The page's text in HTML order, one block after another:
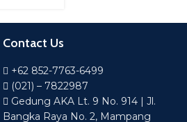
Contact Us
+62 852-7763-6499
(021) – 7822987
Gedung AKA Lt. 9 No. 914 | Jl.
Bangka Raya No. 2, Mampang